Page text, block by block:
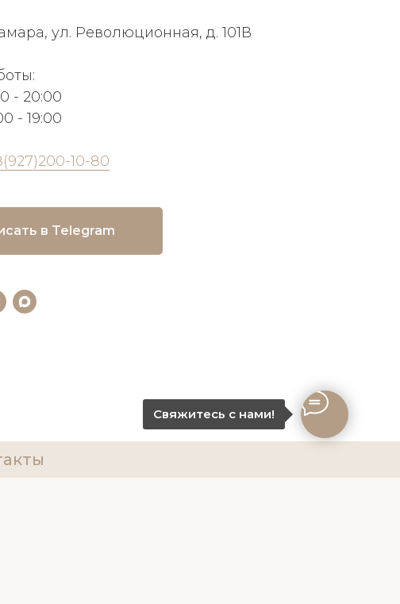
Свяжитесь с нами!
ул. Революционная, д. 101В
- 20:00
- 19:00
10-80
в Telegram